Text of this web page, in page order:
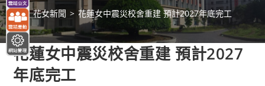
> 花女新聞 > 花蓮女中震災校舍重建 預計2027年底完工
花蓮女中震災校舍重建 預計2027
年底完工